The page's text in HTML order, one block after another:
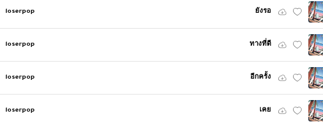
ยังรอ
loserpop
ทางที่ดี
loserpop
อีกครั้ง
loserpop
เคย
loserpop